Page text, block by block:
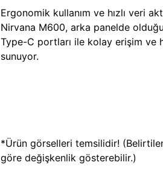
Ergonomik kullanım ve hızlı veri
Nirvana M600, arka panelde
Type-C portları ile kolay erişim ve
sunuyor.
*Ürün görselleri temsilidir!
göre değişkenlik gösterebilir.)